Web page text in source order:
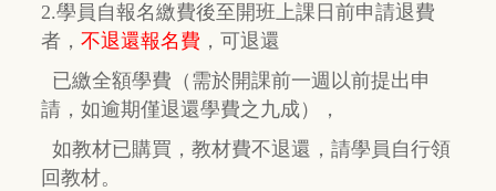
2.學員自報名繳費後至開班上課日前申請退費
者， 不退還報名費 ， 可退還
已繳全額學費 （需於開課前一週以前提出申
請，如逾期僅退還學費之九成），
如教材已購買，教材費不退還， 請學員自行領
回教材。